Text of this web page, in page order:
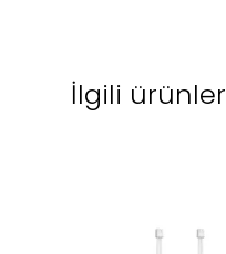
İlgili ürünler